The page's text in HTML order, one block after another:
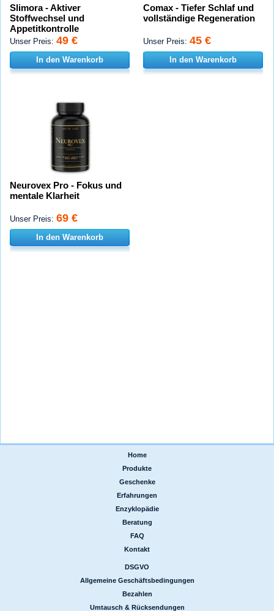
Slimora - Aktiver
Stoffwechsel und
Appetitkontrolle
Unser Preis: 49 €
In den Warenkorb
Comax - Tiefer Schlaf und
vollständige Regeneration
Unser Preis: 45 €
In den Warenkorb
Neurovex Pro - Fokus und
mentale Klarheit
Unser Preis: 69 €
In den Warenkorb
Home
Produkte
Geschenke
Erfahrungen
Enzyklopädie
Beratung
FAQ
Kontakt
DSGVO
Allgemeine Geschäftsbedingungen
Bezahlen
Umtausch & Rücksendungen